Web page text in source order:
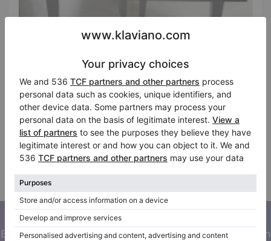
Verkaufspreis:
$28,723.19
Yamaha CFIII Großer Flügel 275 cm — Konzertklang
Jahr: 1983 Länge: 9′
Land:Italien
Stadt: San Benedetto del
Tronto
Klavierhändler/Klavierstimmer/
Verifizierter Verkäufer
Abonnieren Sie unseren Newsletter
Bleiben Sie auf dem Laufenden mit allen Neuigkeiten von